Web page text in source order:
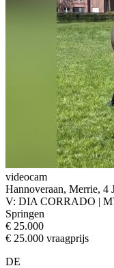
videocam
Hannoveraan, Merrie, 4
V: DIA CORRADO |
Springen
€ 25.000
€ 25.000 vraagprijs
DE